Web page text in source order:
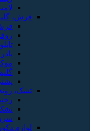
فرش،
تشک،
لوازم